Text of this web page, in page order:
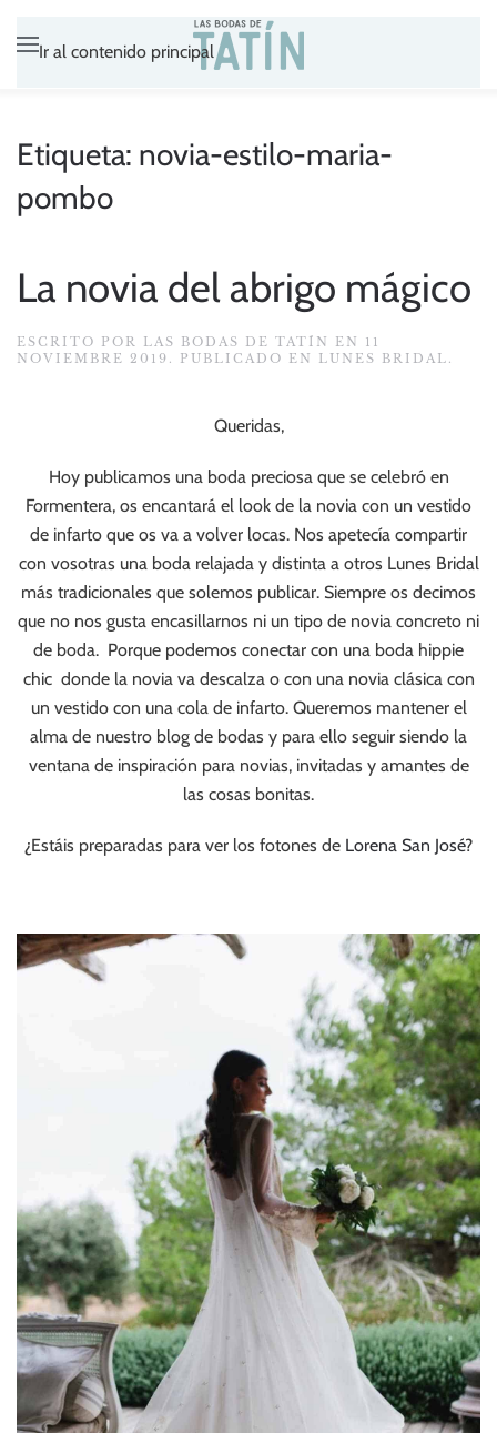
Ir al contenido principal
Etiqueta: novia-estilo-maria-
pombo
La novia del abrigo mágico
ESCRITO POR LAS BODAS DE TATÍN EN 11
NOVIEMBRE 2019 . PUBLICADO EN LUNES BRIDAL .
Queridas,
Hoy publicamos una boda preciosa que se celebró en
Formentera, os encantará el look de la novia con un vestido
de infarto que os va a volver locas. Nos apetecía compartir
con vosotras una boda relajada y distinta a otros Lunes Bridal
más tradicionales que solemos publicar. Siempre os decimos
que no nos gusta encasillarnos ni un tipo de novia concreto ni
de boda. Porque podemos conectar con una boda hippie
chic donde la novia va descalza o con una novia clásica con
un vestido con una cola de infarto. Queremos mantener el
alma de nuestro blog de bodas y para ello seguir siendo la
ventana de inspiración para novias, invitadas y amantes de
las cosas bonitas.
¿Estáis preparadas para ver los fotones de Lorena San José?